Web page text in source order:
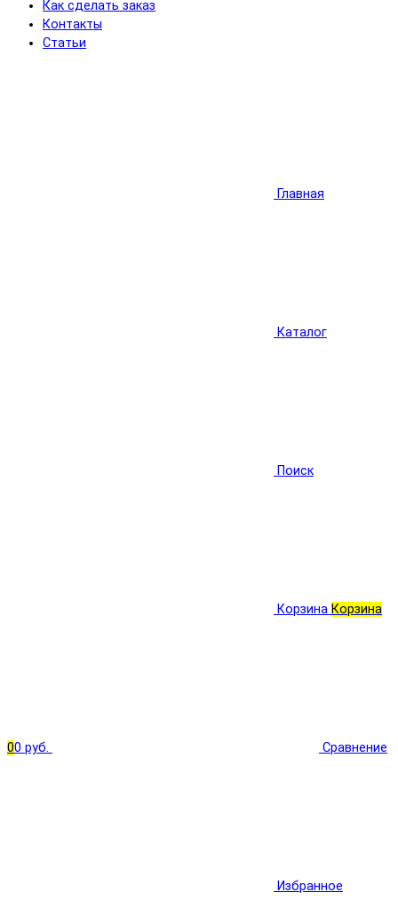
Как сделать заказ
Контакты
Статьи
Главная
Каталог
Поиск
Корзина Корзина
00 руб. Сравнение
Избранное